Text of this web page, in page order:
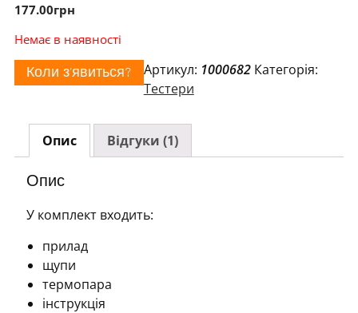
5.00 з 5 на
опитування
покупця
177.00грн
Немає в наявності
Коли з'явиться? Артикул: 1000682 Категорія:
Тестери
Опис Відгуки (1)
Опис
У комплект входить:
прилад
щупи
термопара
інструкція